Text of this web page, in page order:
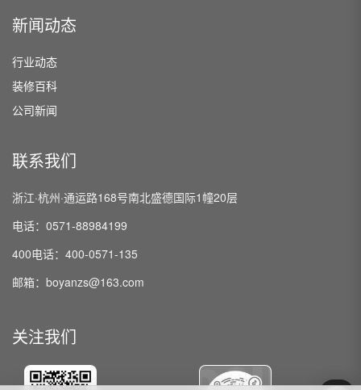
新闻动态
行业动态
装修百科
公司新闻
联系我们
浙江·杭州·通运路168号南北盛德国际1幢20层
电话：0571-88984199
400电话：400-0571-135
邮箱：boyanzs@163.com
关注我们